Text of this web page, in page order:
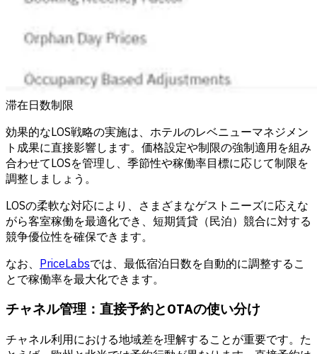
滞在日数制限
効果的なLOS戦略の実施は、ホテルのレベニューマネジメン
ト成果に直接影響します。価格設定や制限の強制適用を組み
合わせてLOSを管理し、季節性や稼働率目標に応じて制限を
調整しましょう。
LOSの柔軟な対応により、さまざまなゲストニーズに応えな
がら客室稼働を最適化でき、短期賃貸（民泊）競合に対する
競争優位性を確保できます。
なお、 PriceLabsでは、最低宿泊日数を自動的に調整するこ
とで稼働率を最大化できます。
チャネル管理：直接予約とOTAの使い分け
チャネル利用における地域差を理解することが重要です。た